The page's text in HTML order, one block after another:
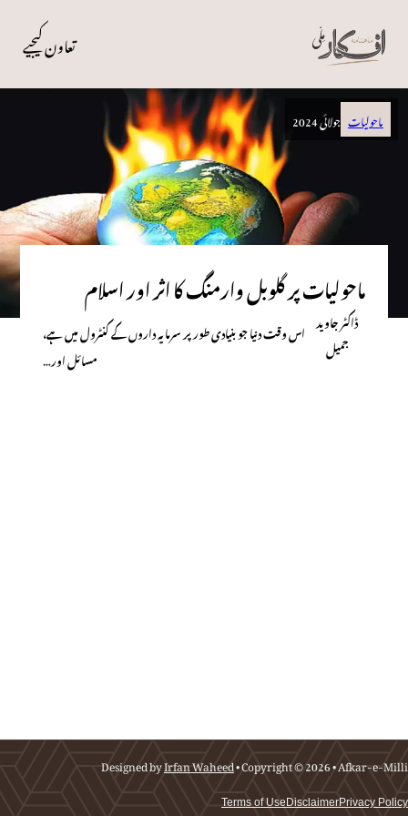
تعاون کیجیے
ماحولیات پر گلوبل وارمنگ کا اثر اور اسلام
ڈاکٹر جاوید
جمیل
اس وقت دنیا جو بنیادی طور پر سرمایہ داروں کے کنٹرول میں ہے،
مسائل اور…
ماحولیات جولائی 2024
Designed byIrfan Waheed• Copyright © 2026 • Afkar-e-Milli
Privacy Policy
Disclaimer
Terms of Use